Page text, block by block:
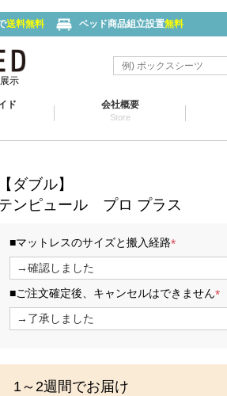
送料無料 ベッド商品組立設置無料
示
ド 会社概要
Store
【ダブル】
ンピュール プロ プラス
■マットレスのサイズと搬入経路
(
必
須
)
■ご注文確定後、キャンセルはできません
(
必
1～2週間でお届け